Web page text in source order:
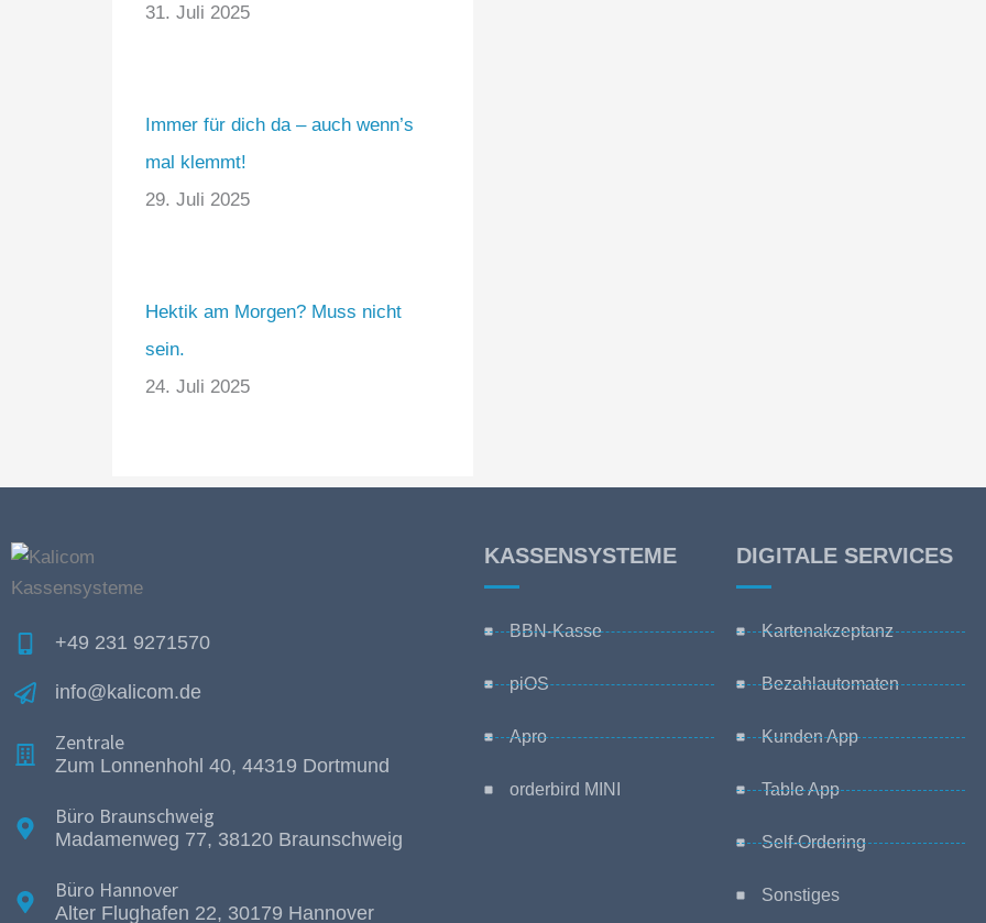
31. Juli 2025
Immer für dich da – auch wenn’s
mal klemmt!
29. Juli 2025
Hektik am Morgen? Muss nicht
sein.
24. Juli 2025
+49 231 9271570
info@kalicom.de
Zentrale
Zum Lonnenhohl 40, 44319 Dortmund
Büro Braunschweig
Madamenweg 77, 38120 Braunschweig
Büro Hannover
Alter Flughafen 22, 30179 Hannover
KASSENSYSTEME
BBN-Kasse
piOS
Apro
orderbird MINI
DIGITALE SERVICES
Kartenakzeptanz
Bezahlautomaten
Kunden App
Table App
Self-Ordering
Sonstiges